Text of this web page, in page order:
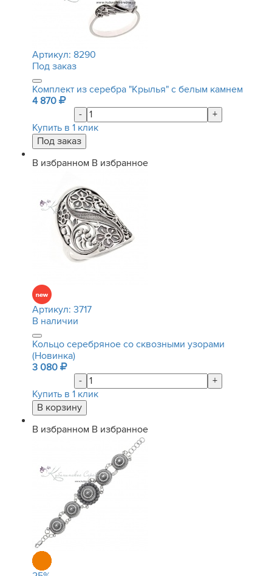
Артикул: 8290
Под заказ
Комплект из серебра "Крылья" с белым камнем
4 870
-
+
Купить в 1 клик
В избранном В избранное
Артикул: 3717
В наличии
Кольцо серебряное со сквозными узорами
(Новинка)
3 080
-
+
Купить в 1 клик
В избранном В избранное